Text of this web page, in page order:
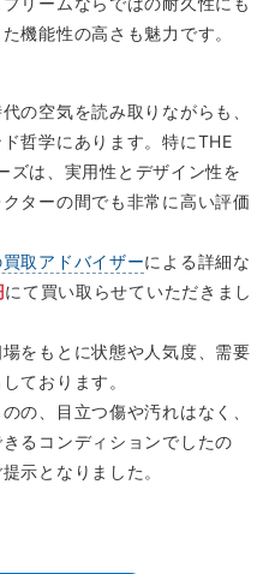
機能性の高さも魅力です。
の空気を読み取りながらも、
哲学にあります。特にTHE
ズは、実用性とデザイン性を
ターの間でも非常に高い評価
取アドバイザーによる詳細な
にて買い取らせていただきまし
をもとに状態や人気度、需要
ております。
の、目立つ傷や汚れはなく、
るコンディションでしたの
示となりました。